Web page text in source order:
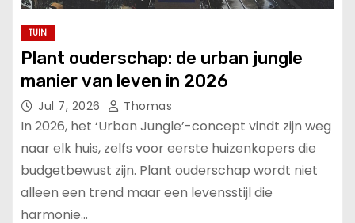
TUIN
Plant ouderschap: de urban jungle
manier van leven in 2026
Jul 7, 2026 Thomas
In 2026, het ‘Urban Jungle’-concept vindt zijn weg
naar elk huis, zelfs voor eerste huizenkopers die
budgetbewust zijn. Plant ouderschap wordt niet
alleen een trend maar een levensstijl die
harmonie…